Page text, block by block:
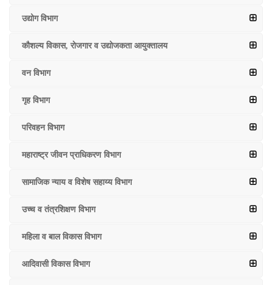
उद्योग विभाग
कौशल्य विकास, रोजगार व उद्योजकता आयुक्तालय
वन विभाग
गृह विभाग
परिवहन विभाग
महाराष्ट्र जीवन प्राधिकरण विभाग
सामाजिक न्याय व विशेष सहाय्य विभाग
उच्च व तंत्रशिक्षण विभाग
महिला व बाल विकास विभाग
आदिवासी विकास विभाग